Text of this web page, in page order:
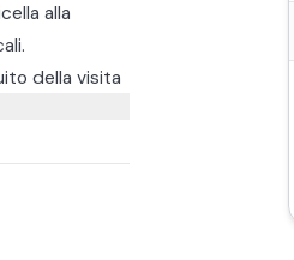
alla
della visita
vinicola